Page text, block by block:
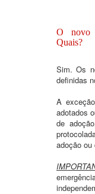
O novo
Quais?
Sim. Os
definidas
A
adotados
de
adoção ou